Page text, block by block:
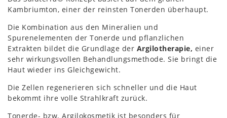
Kambriumton, einer der reinsten Tonerden überhaupt.
Die Kombination aus den Mineralien und
Spurenelementen der Tonerde und pflanzlichen
Extrakten bildet die Grundlage der Argilotherapie, einer
sehr wirkungsvollen Behandlungsmethode. Sie bringt die
Haut wieder ins Gleichgewicht.
Die Zellen regenerieren sich schneller und die Haut
bekommt ihre volle Strahlkraft zurück.
Tonerde- bzw. Argilokosmetik ist besonders für